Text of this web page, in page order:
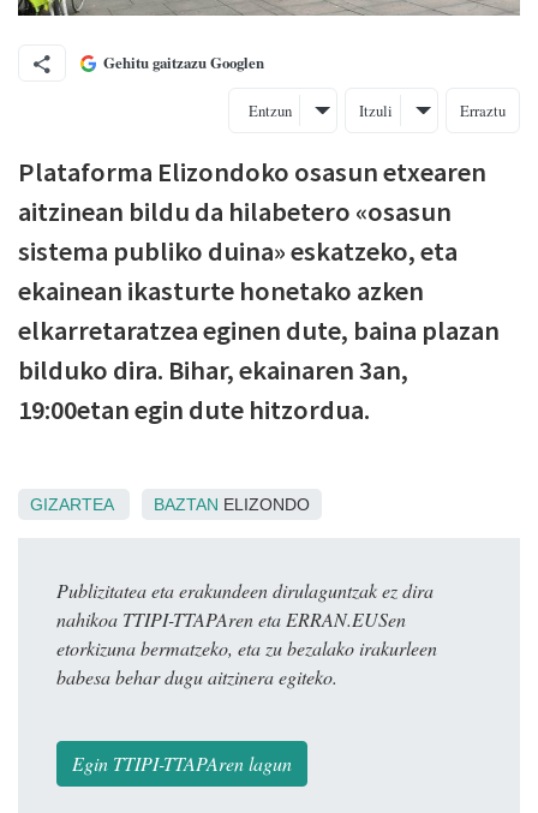
Gehitu gaitzazu Googlen
Entzun Itzuli Erraztu
Plataforma Elizondoko osasun etxearen
aitzinean bildu da hilabetero «osasun
sistema publiko duina» eskatzeko, eta
ekainean ikasturte honetako azken
elkarretaratzea eginen dute, baina plazan
bilduko dira. Bihar, ekainaren 3an,
19:00etan egin dute hitzordua.
GIZARTEA BAZTAN ELIZONDO
Publizitatea eta erakundeen dirulaguntzak ez dira
nahikoa TTIPI-TTAPAren eta ERRAN.EUSen
etorkizuna bermatzeko, eta zu bezalako irakurleen
babesa behar dugu aitzinera egiteko.
Egin TTIPI-TTAPAren lagun